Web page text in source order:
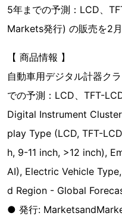
5年までの予測：LCD、
Markets発行) の販売を2
【 商品情報 】
自動車用デジタル計器ク
での予測：LCD、TFT-
Digital Instrument
play Type (LCD, TFT-
h, 9-11 inch, >12 inch),
AI), Electric Vehicle
d Region - Global
● 発行: